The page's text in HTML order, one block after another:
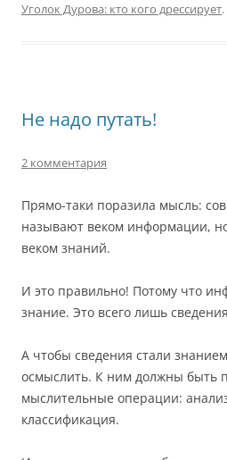
Уголок Дурова: кто кого дрессирует.
Не надо путать!
2 комментария
Прямо-таки поразила мысль:
называют веком информации,
веком знаний.
И это правильно! Потому что
знание. Это всего лишь
А чтобы сведения стали
осмыслить. К ним должны быть
мыслительные операции:
классификация.